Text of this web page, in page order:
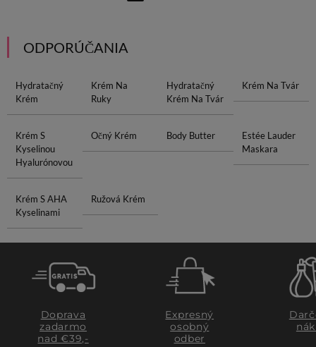
ODPORÚČANIA
Hydratačný
Krém
Krém Na
Ruky
Hydratačný
Krém Na Tvár
Krém Na Tvár
Krém S
Kyselinou
Hyalurónovou
Očný Krém Body Butter
Estée Lauder
Maskara
Krém S AHA
Kyselinami
Ružová Krém
Doprava
zadarmo
nad €39,-
Expresný
osobný
odber